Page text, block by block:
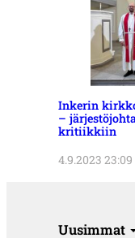
Inkerin
–
kritiikkiin
4.9.2023 23:09
Uusimmat